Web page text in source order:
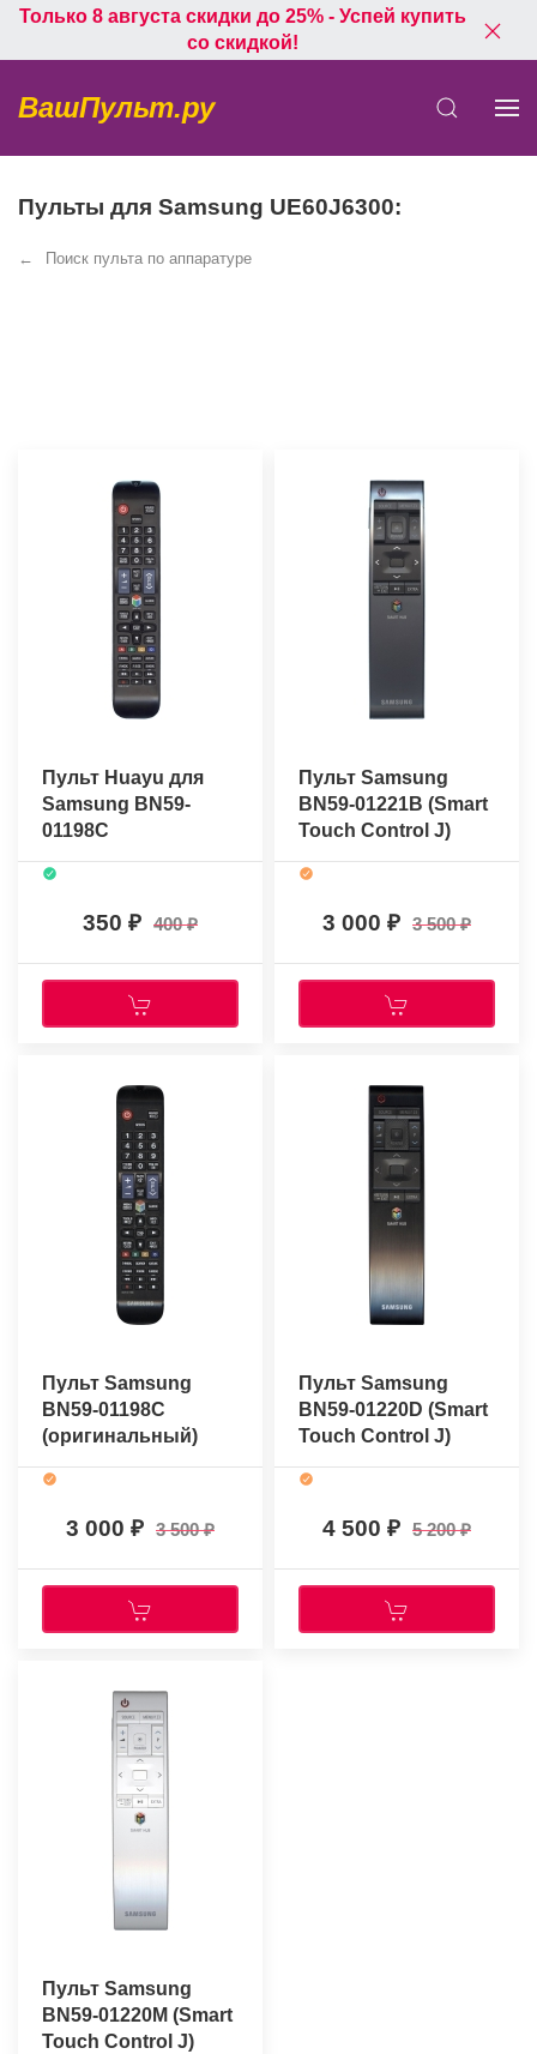
Только 8 августа скидки до 25% - Успей купить
со скидкой!
ВашПульт.ру
Пульты для Samsung UE60J6300:
Поиск пульта по аппаратуре
Пульт Huayu для
Samsung BN59-
01198C
350 400
Пульт Samsung
BN59-01221B (Smart
Touch Control J)
(оригинальный)
3 000 3 500
Пульт Samsung
BN59-01198C
(оригинальный)
3 000 3 500
Пульт Samsung
BN59-01220D (Smart
Touch Control J)
(оригинальный)
4 500 5 200
Пульт Samsung
BN59-01220M (Smart
Touch Control J)